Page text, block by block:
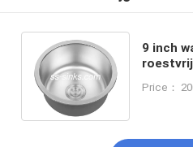
9 inch
Price：